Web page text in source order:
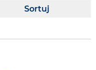
Sortuj